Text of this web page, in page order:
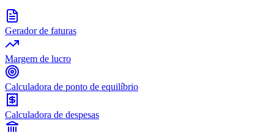
Gerador de faturas
Margem de lucro
Calculadora de ponto de equilíbrio
Calculadora de despesas